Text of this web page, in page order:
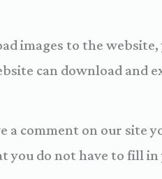
images to the
can download and
a comment on our site
you do not have to fill